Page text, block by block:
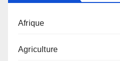
Afrique
Agriculture